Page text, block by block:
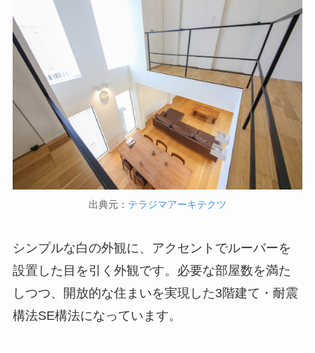
出典元： テラジマアーキテクツ
シンプルな白の外観に、アクセントでルーバーを
設置した目を引く外観です。必要な部屋数を満た
しつつ、開放的な住まいを実現した3階建て・耐震
構法SE構法になっています。